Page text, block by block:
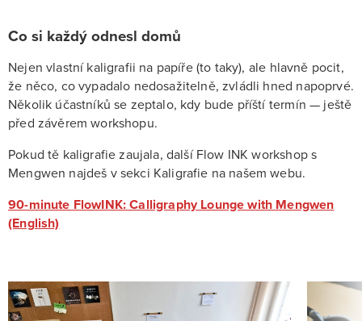
Co si každý odnesl domů
Nejen vlastní kaligrafii na papíře (to taky), ale hlavně pocit,
že něco, co vypadalo nedosažitelně, zvládli hned napoprvé.
Několik účastníků se zeptalo, kdy bude příští termín — ještě
před závěrem workshopu.
Pokud tě kaligrafie zaujala, další Flow INK workshop s
Mengwen najdeš v sekci Kaligrafie na našem webu.
90-minute FlowINK: Calligraphy Lounge with Mengwen
(English)